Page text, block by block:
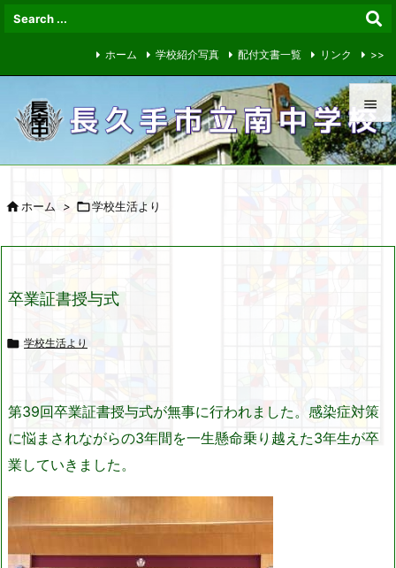


メニュ
ホーム 学校紹介写真 配付文書一覧 リンク >>
ホーム > 学校生活より
卒業証書授与式
 学校生活より
第39回卒業証書授与式が無事に行われました。感染症対策
に悩まされながらの3年間を一生懸命乗り越えた3年生が卒
業していきました。